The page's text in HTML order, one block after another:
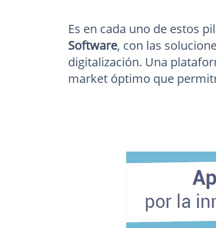
Es en cada uno de estos
Software, con las
digitalización. Una
market óptimo que